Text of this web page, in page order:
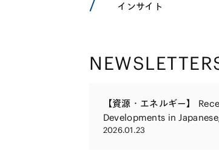
インサイト
【資源・エネルギー】
Developments in
Climate Change/Carbon
2026.01.23